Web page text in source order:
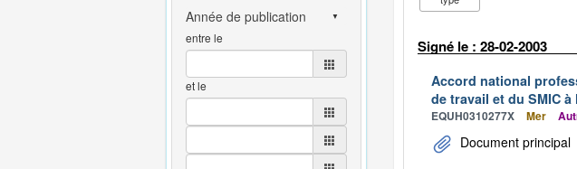
entre le
et le
Signé le : 28-02-2003
Accord national
de travail et du SMIC
EQUH0310277X Mer
Document principal